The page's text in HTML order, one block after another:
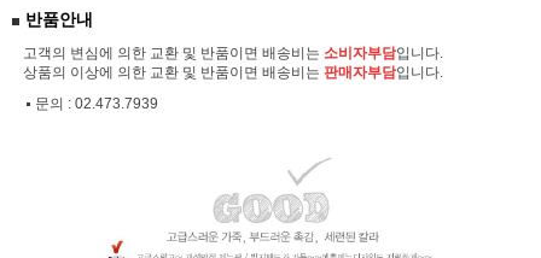
반품안내
고객의 변심에 의한 교환 및 반품이면 배송비는 소비자부담입니다.
상품의 이상에 의한 교환 및 반품이면 배송비는 판매자부담입니다.
문의 : 02.473.7939